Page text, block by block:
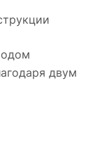
двум